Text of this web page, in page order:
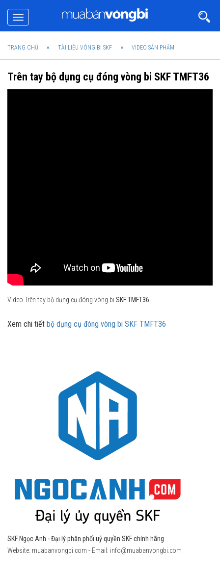
Toggle
navigation
TRANG CHỦ TÀI LIỆU VÒNG BI SKF VIDEO SẢN PHẨM
Trên tay bộ dụng cụ đóng vòng bi SKF TMFT36
Video Trên tay bộ dụng cụ đóng vòng bi SKF TMFT36
Xem chi tiết bộ dụng cụ đóng vòng bi SKF TMFT36
SKF Ngọc Anh - Đại lý phân phối uỷ quyền SKF chính hãng
Website: muabanvongbi.com - Email: info@muabanvongbi.com